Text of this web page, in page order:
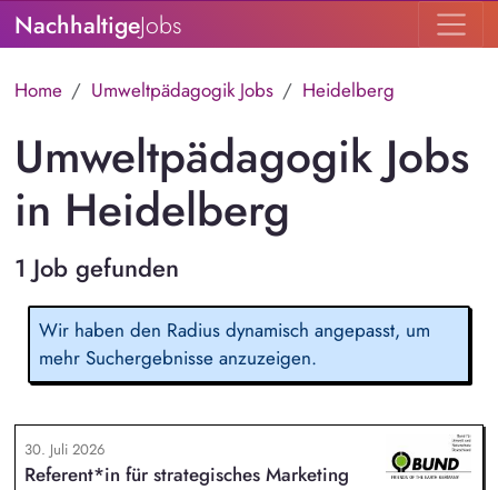
NachhaltigeJobs
Home Umweltpädagogik Jobs Heidelberg
Umweltpädagogik Jobs
in Heidelberg
1 Job gefunden
Wir haben den Radius dynamisch angepasst, um
mehr Suchergebnisse anzuzeigen.
30. Juli 2026
Referent*in für strategisches Marketing